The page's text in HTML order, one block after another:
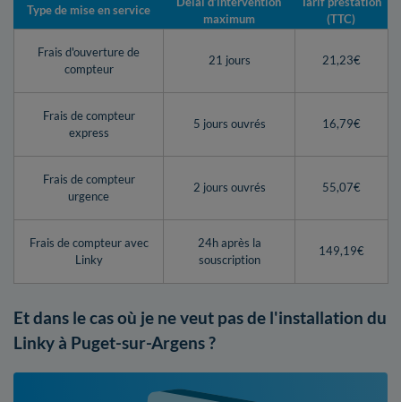
Type de mise en service
maximum
(TTC)
Frais d'ouverture de
compteur
21 jours 21,23€
Frais de compteur
express
5 jours ouvrés 16,79€
Frais de compteur
urgence
2 jours ouvrés 55,07€
Frais de compteur avec
Linky
24h après la
souscription
149,19€
Et dans le cas où je ne veut pas de l'installation du
Linky à Puget-sur-Argens ?